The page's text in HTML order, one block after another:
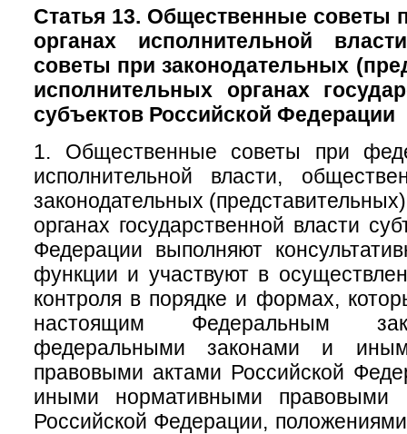
Статья 13. Общественные советы
органах исполнительной
советы при законодательных
исполнительных органах
субъектов Российской Федерации
1. Общественные советы при
исполнительной власти,
законодательных
органах государственной власти
Федерации выполняют
функции и участвуют в
контроля в порядке и формах,
настоящим Федеральным
федеральными законами и
правовыми актами Российской
иными нормативными правовыми
Российской Федерации,